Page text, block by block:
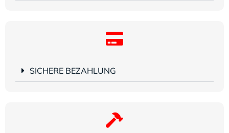
SICHERE BEZAHLUNG